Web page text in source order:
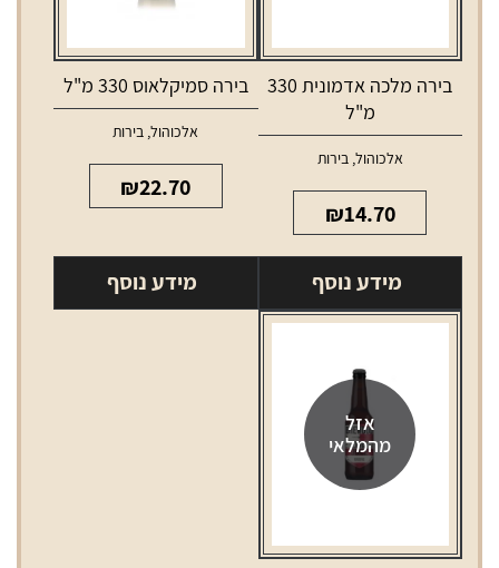
בירה מלכה אדמונית 330
מ"ל
אלכוהול,בירות
₪14.70
מידע נוסף
בירה סמיקלאוס 330 מ"ל
אלכוהול, בירות
₪22.70
מידע נוסף
אזל
מהמלאי